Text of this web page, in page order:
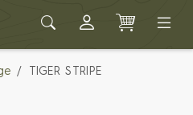
TIGER STRIPE